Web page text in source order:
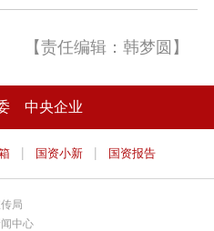
【责任编辑：韩梦圆】
中央企业
| 国资小新 | 国资报告
局
中心